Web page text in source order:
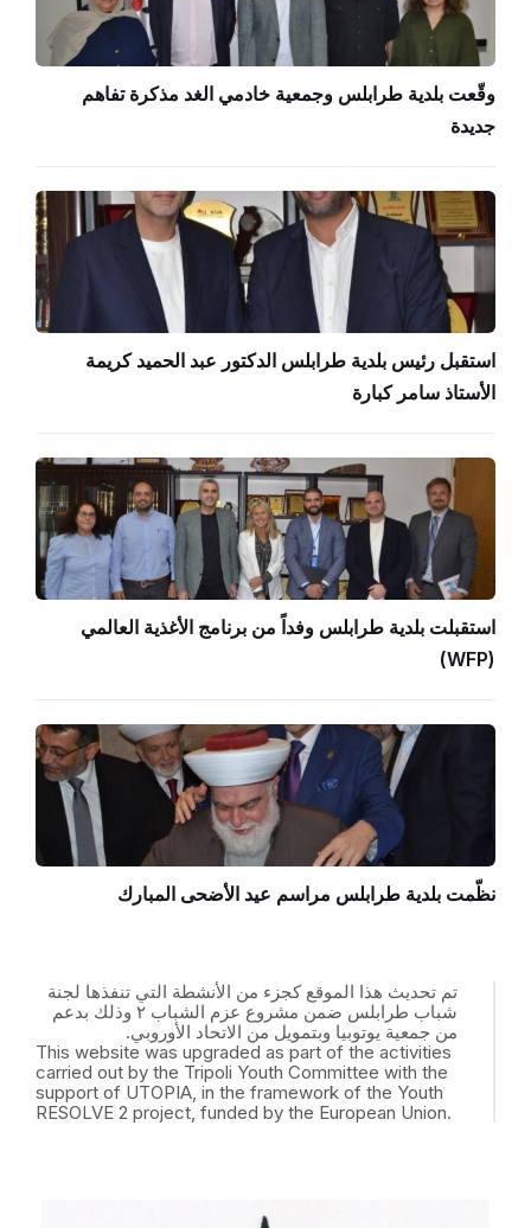
وقّعت بلدية طرابلس وجمعية خادمي الغد مذكرة تفاهم
جديدة
استقبل رئيس بلدية طرابلس الدكتور عبد الحميد كريمة
الأستاذ سامر كبارة
استقبلت بلدية طرابلس وفداً من برنامج الأغذية العالمي
(WFP)
نظّمت بلدية طرابلس مراسم عيد الأضحى المبارك
تم تحديث هذا الموقع كجزء من الأنشطة التي تنفذها لجنة
شباب طرابلس ضمن مشروع عزم الشباب ٢ وذلك بدعم
من جمعية يوتوبيا وبتمويل من الاتحاد الأوروبي.
This website was upgraded as part of the activities
carried out by the Tripoli Youth Committee with the
support of UTOPIA, in the framework of the Youth
RESOLVE 2 project, funded by the European Union.